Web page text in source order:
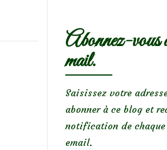
Abonnez-vous
mail.
Saisissez votre
abonner à ce blog et
notification de
email.